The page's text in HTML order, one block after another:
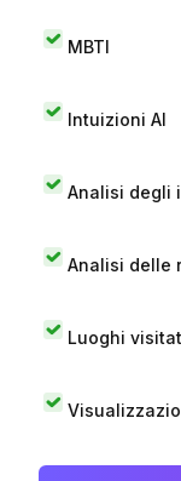
MBTI
Intuizioni AI
Analisi degli
Analisi delle
Luoghi